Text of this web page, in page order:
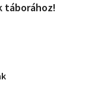
táborához!